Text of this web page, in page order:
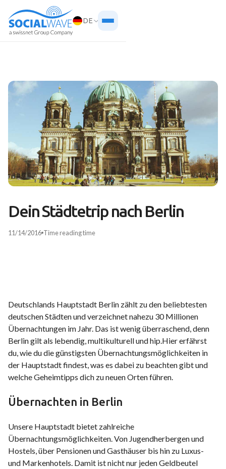
DE
Dein Städtetrip nach Berlin
11/14/2016 Timereading time
Deutschlands Hauptstadt Berlin zählt zu den beliebtesten
deutschen Städten und verzeichnet nahezu 30 Millionen
Übernachtungen im Jahr. Das ist wenig überraschend, denn
Berlin gilt als lebendig, multikulturell und hip.Hier erfährst
du, wie du die günstigsten Übernachtungsmöglichkeiten in
der Hauptstadt findest, was es dabei zu beachten gibt und
welche Geheimtipps dich zu neuen Orten führen.
Übernachten in Berlin
Unsere Hauptstadt bietet zahlreiche
Übernachtungsmöglichkeiten. Von Jugendherbergen und
Hostels, über Pensionen und Gasthäuser bis hin zu Luxus-
und Markenhotels. Damit ist nicht nur jeden Geldbeutel